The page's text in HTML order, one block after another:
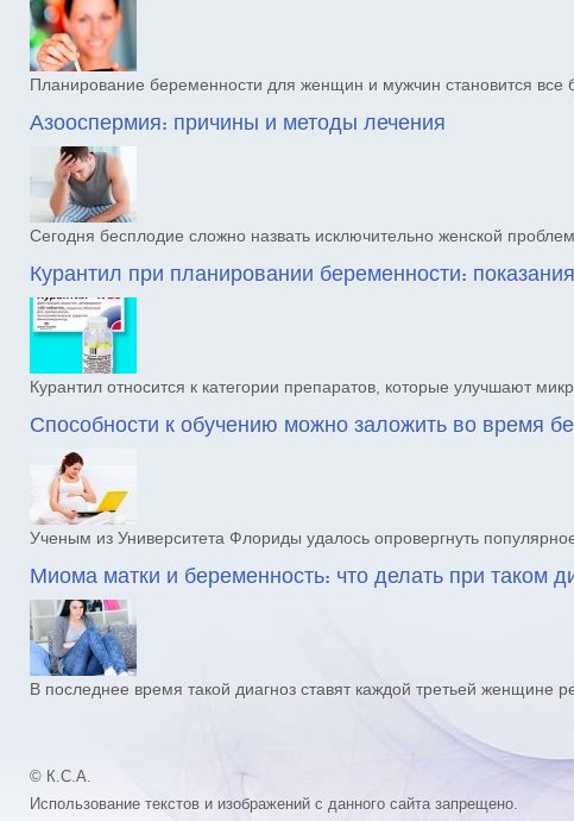
Планирование беременности для женщин и мужчин становится все
Азооспермия: причины и методы лечения
Сегодня бесплодие сложно назвать исключительно женской
Курантил при планировании беременности:
Курантил относится к категории препаратов, которые улучшают
Способности к обучению можно заложить во время
Ученым из Университета Флориды удалось опровергнуть
Миома матки и беременность: что делать при таком
В последнее время такой диагноз ставят каждой третьей женщине
© К.С.А.
Использование текстов и изображений с данного сайта запрещено.